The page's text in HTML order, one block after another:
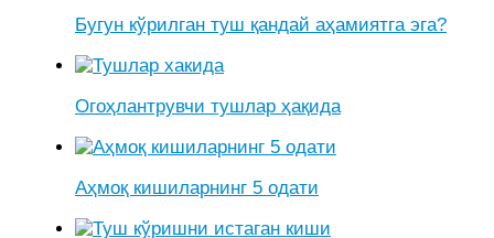
Бугун кўрилган туш қандай аҳамиятга эга?
Огоҳлантрувчи тушлар ҳақида
Аҳмоқ кишиларнинг 5 одати